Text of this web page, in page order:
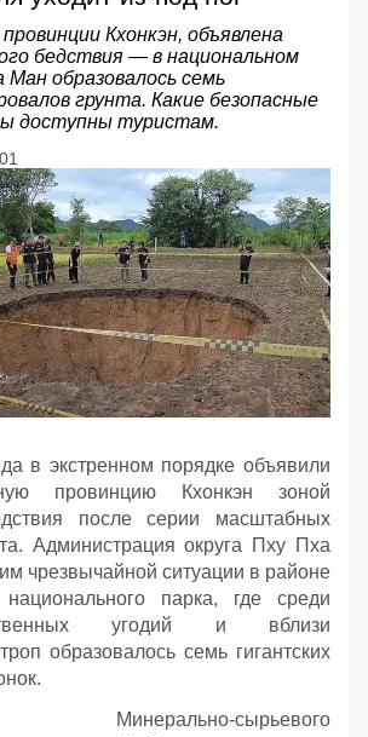
Кхонкэн, объявлена
бедствия — в национальном
Ман образовалось семь
грунта. Какие безопасные
доступны туристам.
в экстренном порядке объявили
провинцию Кхонкэн зоной
после серии масштабных
Администрация округа Пху Пха
чрезвычайной ситуации в районе
национального парка, где среди
угодий и вблизи
образовалось семь гигантских
Минерально-сырьевого